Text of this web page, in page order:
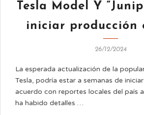
Tesla Model Y
iniciar producción
26/12/2024
La esperada actualización de la
Tesla, podría estar a semanas de
acuerdo con reportes locales del país
ha habido detalles …